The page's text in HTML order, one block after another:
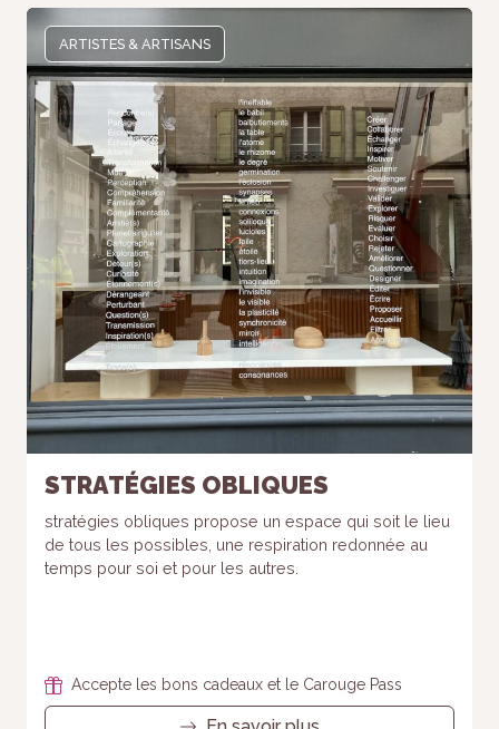
ARTISTES & ARTISANS
STRATÉGIES OBLIQUES
stratégies obliques propose un espace qui soit le lieu
de tous les possibles, une respiration redonnée au
temps pour soi et pour les autres.
Accepte les bons cadeaux et le Carouge Pass